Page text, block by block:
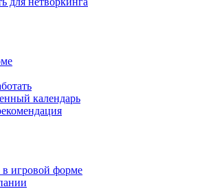
календарь
игровой форме